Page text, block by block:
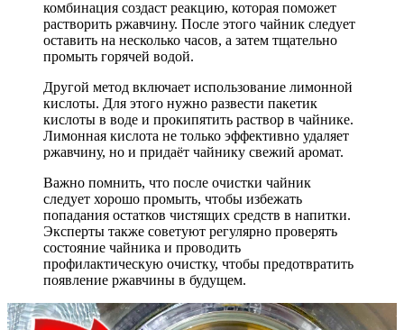
комбинация создаст реакцию, которая поможет
растворить ржавчину. После этого чайник следует
оставить на несколько часов, а затем тщательно
промыть горячей водой.
Другой метод включает использование лимонной
кислоты. Для этого нужно развести пакетик
кислоты в воде и прокипятить раствор в чайнике.
Лимонная кислота не только эффективно удаляет
ржавчину, но и придаёт чайнику свежий аромат.
Важно помнить, что после очистки чайник
следует хорошо промыть, чтобы избежать
попадания остатков чистящих средств в напитки.
Эксперты также советуют регулярно проверять
состояние чайника и проводить
профилактическую очистку, чтобы предотвратить
появление ржавчины в будущем.